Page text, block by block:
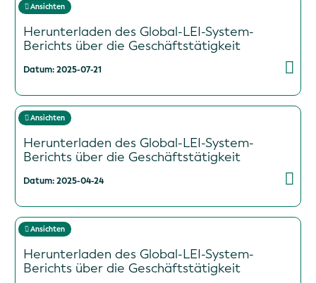
Ansichten
Herunterladen des Global-LEI-System-
Berichts über die Geschäftstätigkeit
Datum: 2025-07-21
Ansichten
Herunterladen des Global-LEI-System-
Berichts über die Geschäftstätigkeit
Datum: 2025-04-24
Ansichten
Herunterladen des Global-LEI-System-
Berichts über die Geschäftstätigkeit